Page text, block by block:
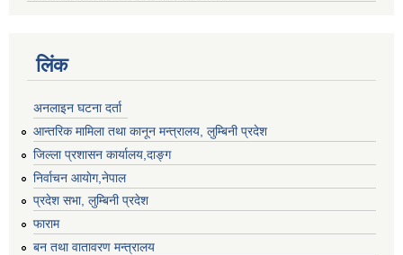
लिंक
अनलाइन घटना दर्ता
आन्तरिक मामिला तथा कानून मन्त्रालय, लुम्बिनी प्रदेश
जिल्ला प्रशासन कार्यालय,दाङ्ग
निर्वाचन आयाेग,नेपाल
प्रदेश सभा, लुम्बिनी प्रदेश
फाराम
बन तथा वातावरण मन्त्रालय